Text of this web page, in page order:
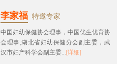
李家福 特邀专家
中囯妇幼保健协会理事，中国优生优育协
会理事,湖北省妇幼保健分会副主委，武
汉市妇产科学会副主委... [详细]